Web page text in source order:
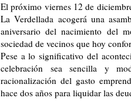
El próximo viernes 12 de
La Verdellada acogerá una
aniversario del nacimiento del
sociedad de vecinos que hoy
Pese a lo significativo del
celebración sea sencilla y
racionalización del gasto
hace dos años para liquidar las